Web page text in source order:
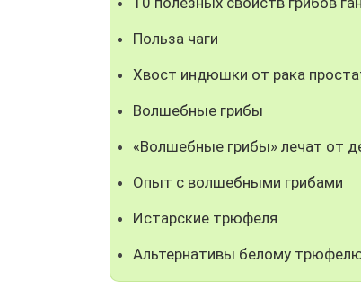
Польза чаги
Хвост индюшки от рака
Волшебные грибы
«Волшебные грибы» лечат от
Опыт с волшебными грибами
Истарские трюфеля
Альтернативы белому